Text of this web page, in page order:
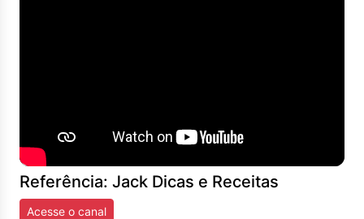
Referência: Jack Dicas e Receitas
Acesse o canal